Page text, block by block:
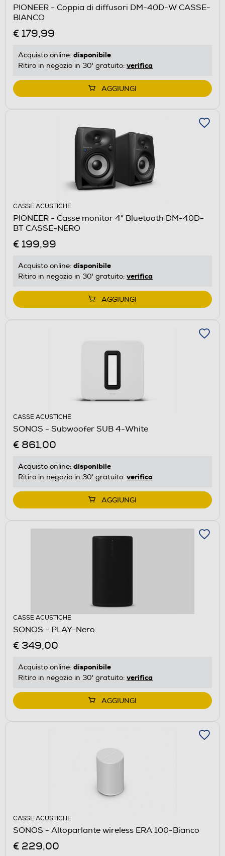
PIONEER - Coppia di diffusori DM-40D-W CASSE-
BIANCO
€ 179,99
Acquisto online: disponibile
Ritiro in negozio in 30' gratuito: verifica
AGGIUNGI
CASSE ACUSTICHE
PIONEER - Casse monitor 4" Bluetooth DM-40D-
BT CASSE-NERO
€ 199,99
Acquisto online: disponibile
Ritiro in negozio in 30' gratuito: verifica
AGGIUNGI
CASSE ACUSTICHE
SONOS - Subwoofer SUB 4-White
€ 861,00
Acquisto online: disponibile
Ritiro in negozio in 30' gratuito: verifica
AGGIUNGI
CASSE ACUSTICHE
SONOS - PLAY-Nero
€ 349,00
Acquisto online: disponibile
Ritiro in negozio in 30' gratuito: verifica
AGGIUNGI
CASSE ACUSTICHE
SONOS - Altoparlante wireless ERA 100-Bianco
€ 229,00